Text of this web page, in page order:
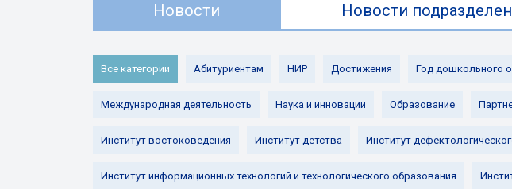
Новости Новости
Все категории Абитуриентам НИР Достижения Год дошкольного
Международная деятельность Наука и инновации Образование
Институт востоковедения Институт детства Институт
Институт информационных технологий и технологического образования